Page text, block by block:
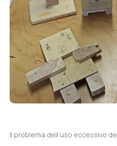
Il problema dell’uso eccessivo